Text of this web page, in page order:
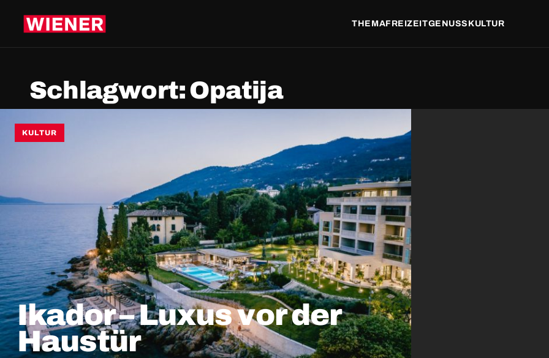
THEMAFREIZEITGENUSS KULTUR
Schlagwort:Opatija
KULTUR
Ikador – Luxus vor der
Haustür